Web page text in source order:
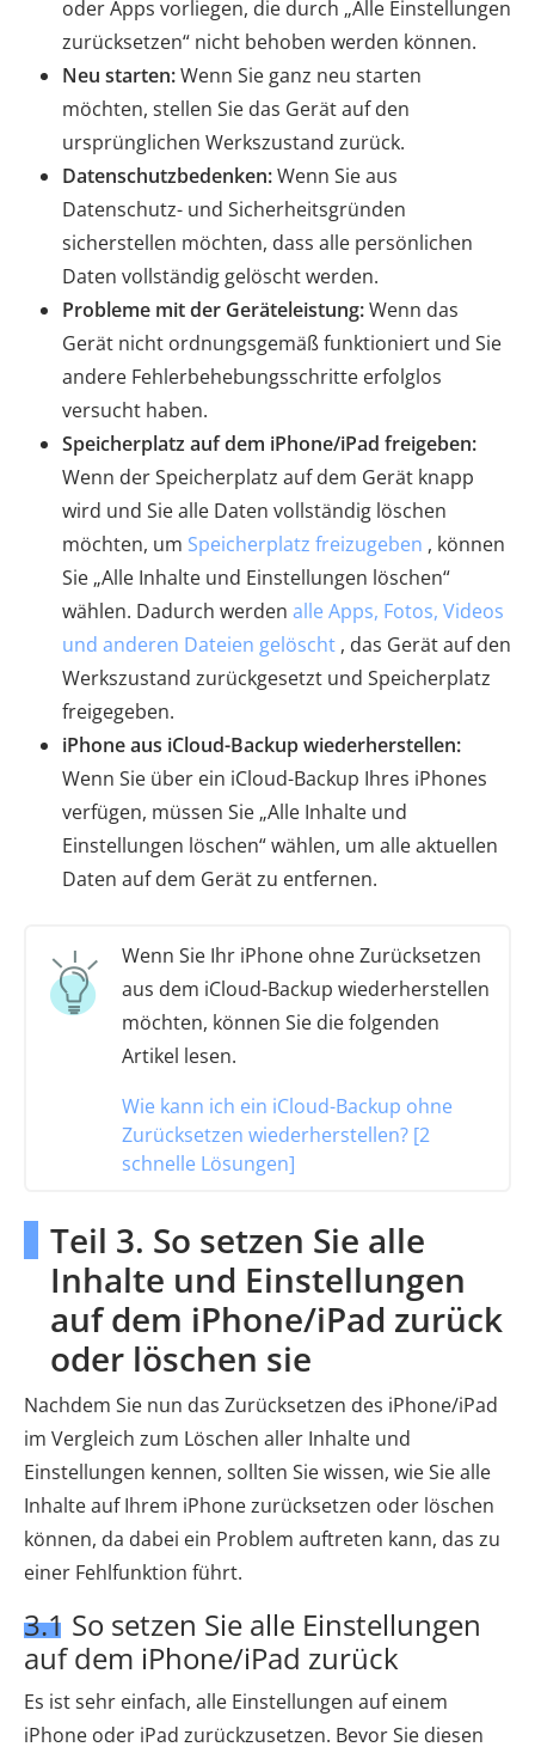
oder Apps vorliegen, die durch „Alle Einstellungen
zurücksetzen“ nicht behoben werden können.
Neu starten:Wenn Sie ganz neu starten
möchten, stellen Sie das Gerät auf den
ursprünglichen Werkszustand zurück.
Datenschutzbedenken:Wenn Sie aus
Datenschutz- und Sicherheitsgründen
sicherstellen möchten, dass alle persönlichen
Daten vollständig gelöscht werden.
Probleme mit der Geräteleistung:Wenn das
Gerät nicht ordnungsgemäß funktioniert und Sie
andere Fehlerbehebungsschritte erfolglos
versucht haben.
Speicherplatz auf dem iPhone/iPad freigeben:
Wenn der Speicherplatz auf dem Gerät knapp
wird und Sie alle Daten vollständig löschen
möchten, um Speicherplatz freizugeben , können
Sie „Alle Inhalte und Einstellungen löschen“
wählen. Dadurch werden alle Apps, Fotos, Videos
und anderen Dateien gelöscht , das Gerät auf den
Werkszustand zurückgesetzt und Speicherplatz
freigegeben.
iPhone aus iCloud-Backup wiederherstellen:
Wenn Sie über ein iCloud-Backup Ihres iPhones
verfügen, müssen Sie „Alle Inhalte und
Einstellungen löschen“ wählen, um alle aktuellen
Daten auf dem Gerät zu entfernen.
Wenn Sie Ihr iPhone ohne Zurücksetzen
aus dem iCloud-Backup wiederherstellen
möchten, können Sie die folgenden
Artikel lesen.
Wie kann ich ein iCloud-Backup ohne
Zurücksetzen wiederherstellen? [2
schnelle Lösungen]
Teil 3. So setzen Sie alle
Inhalte und Einstellungen
auf dem iPhone/iPad zurück
oder löschen sie
Nachdem Sie nun das Zurücksetzen des iPhone/iPad
im Vergleich zum Löschen aller Inhalte und
Einstellungen kennen, sollten Sie wissen, wie Sie alle
Inhalte auf Ihrem iPhone zurücksetzen oder löschen
können, da dabei ein Problem auftreten kann, das zu
einer Fehlfunktion führt.
3.1 So setzen Sie alle Einstellungen
auf dem iPhone/iPad zurück
Es ist sehr einfach, alle Einstellungen auf einem
iPhone oder iPad zurückzusetzen. Bevor Sie diesen